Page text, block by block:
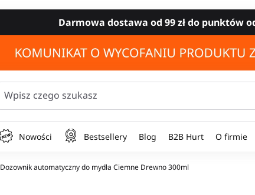
Darmowa dostawa od 99 zł do punktów
Wpisz czego szukasz
Nowości Bestsellery Blog B2B Hurt O firmie
Dozownik automatyczny do mydła Ciemne Drewno 300ml